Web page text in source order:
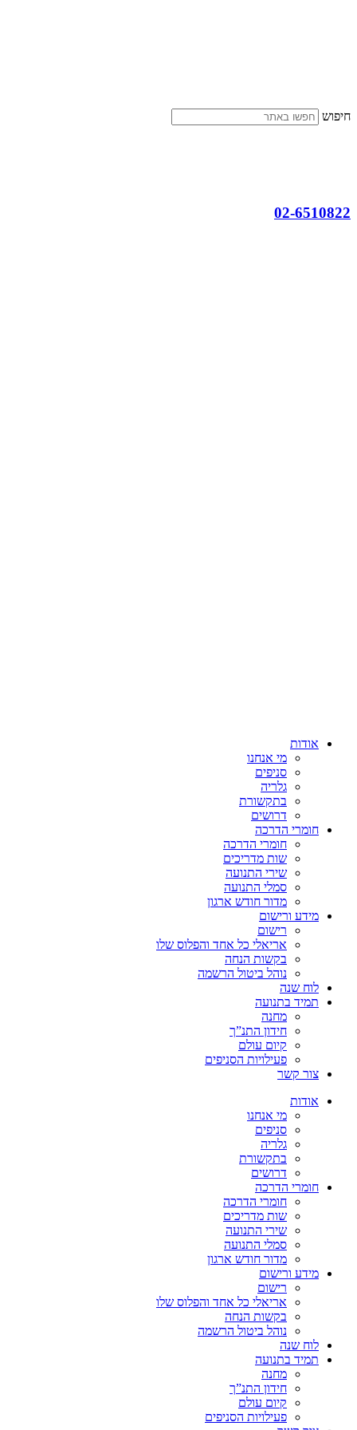
חיפוש
02-6510822
אודות
מי אנחנו
סניפים
גלריה
בתקשורת
דרושים
חומרי הדרכה
חומרי הדרכה
שות מדריכים
שירי התנועה
סמלי התנועה
מדור חודש ארגון
מידע ורישום
רישום
אריאלי כל אחד והפלוס שלו
בקשות הנחה
נוהל ביטול הרשמה
לוח שנה
תמיד בתנועה
מחנה
חידון התנ”ך
קיום עולם
פעילויות הסניפים
צור קשר
אודות
מי אנחנו
סניפים
גלריה
בתקשורת
דרושים
חומרי הדרכה
חומרי הדרכה
שות מדריכים
שירי התנועה
סמלי התנועה
מדור חודש ארגון
מידע ורישום
רישום
אריאלי כל אחד והפלוס שלו
בקשות הנחה
נוהל ביטול הרשמה
לוח שנה
תמיד בתנועה
מחנה
חידון התנ”ך
קיום עולם
פעילויות הסניפים